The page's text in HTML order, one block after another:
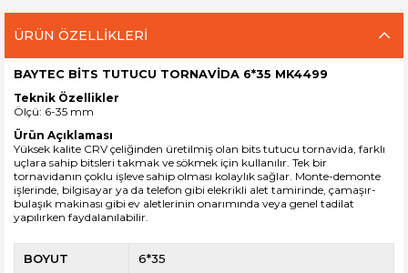
ÜRÜN ÖZELLIKLERI
BAYTEC BİTS TUTUCU TORNAVİDA 6*35 MK4499
Teknik Özellikler
Ölçü: 6-35 mm
Ürün Açıklaması
Yüksek kalite CRV çeliğinden üretilmiş olan bits tutucu tornavida, farklı
uçlara sahip bitsleri takmak ve sökmek için kullanılır. Tek bir
tornavidanın çoklu işleve sahip olması kolaylık sağlar. Monte-demonte
işlerinde, bilgisayar ya da telefon gibi elekrikli alet tamirinde, çamaşır-
bulaşık makinası gibi ev aletlerinin onarımında veya genel tadilat
yapılırken faydalanılabilir.
BOYUT 6*35